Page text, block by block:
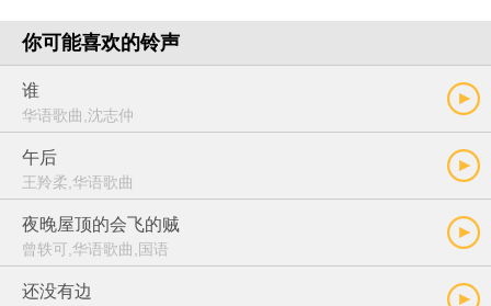
你可能喜欢的铃声
谁
华语歌曲,沈志仲
午后
王羚柔,华语歌曲
夜晚屋顶的会飞的贼
曾轶可,华语歌曲,国语
还没有边